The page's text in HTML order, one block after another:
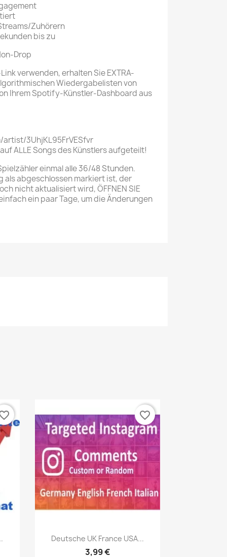
Zuhörern
bis zu
Drop
verwenden, erhalten Sie EXTRA-
Wiedergabelisten von
Ihrem Spotify-Künstler-Dashboard aus
3UhjKL95FrVESfvr
ALLE Songs des Künstlers aufgeteilt!
einmal alle 36/48 Stunden.
als abgeschlossen markiert ist, der
nicht aktualisiert wird, ÖFFNEN SIE
ein paar Tage, um die Änderungen
Vista rápida
Deutsche UK France USA...
3,99 €
favorite_border